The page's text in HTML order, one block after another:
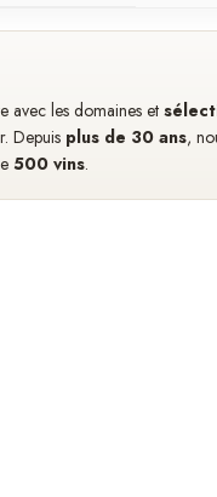
avec les domaines et
Depuis plus de 30 ans,
500 vins.